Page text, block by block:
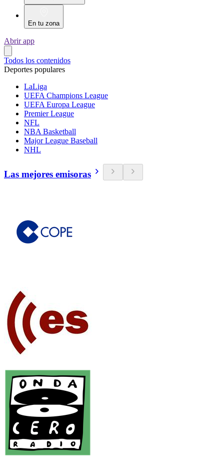
En tu zona
Abrir app
Todos los contenidos
Deportes populares
LaLiga
UEFA Champions League
UEFA Europa League
Premier League
NFL
NBA Basketball
Major League Baseball
NHL
Las mejores emisoras